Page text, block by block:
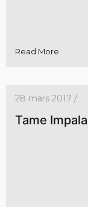
Read More
28 mars 2017 /
Tame Impala